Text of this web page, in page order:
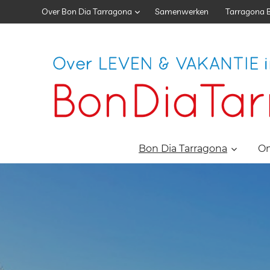
to
Over Bon Dia Tarragona Samenwerken Tarragona
Bon Dia Tarragona